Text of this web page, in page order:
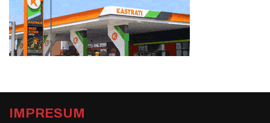
IMPRESUM